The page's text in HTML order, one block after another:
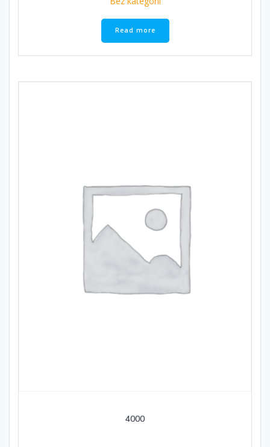
Read more
4000